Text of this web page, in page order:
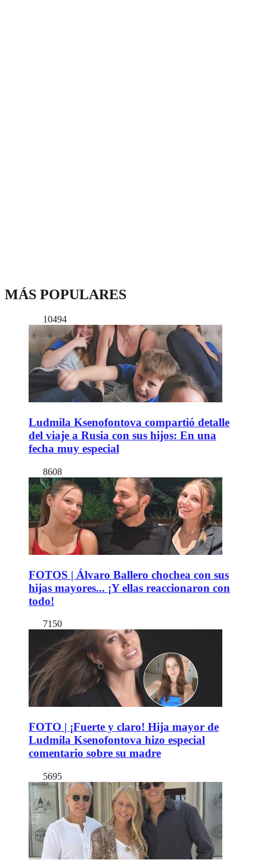
MÁS POPULARES
10494
Ludmila Ksenofontova compartió detalle
del viaje a Rusia con sus hijos: En una
fecha muy especial
8608
FOTOS | Álvaro Ballero chochea con sus
hijas mayores... ¡Y ellas reaccionaron con
todo!
7150
FOTO | ¡Fuerte y claro! Hija mayor de
Ludmila Ksenofontova hizo especial
comentario sobre su madre
5695